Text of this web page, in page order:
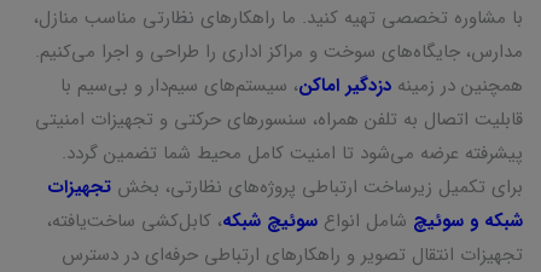
با مشاوره تخصصی تهیه کنید. ما راهکارهای نظارتی مناسب منازل،
مدارس، جایگاه‌های سوخت و مراکز اداری را طراحی و اجرا می‌کنیم.
همچنین در زمینه دزدگیر اماکن، سیستم‌های سیم‌دار و بی‌سیم با
قابلیت اتصال به تلفن همراه، سنسورهای حرکتی و تجهیزات امنیتی
پیشرفته عرضه می‌شود تا امنیت کامل محیط شما تضمین گردد.
برای تکمیل زیرساخت ارتباطی پروژه‌های نظارتی، بخش تجهیزات
شبکه و سوئیچ شامل انواع سوئیچ شبکه، کابل‌کشی ساخت‌یافته،
تجهیزات انتقال تصویر و راهکارهای ارتباطی حرفه‌ای در دسترس